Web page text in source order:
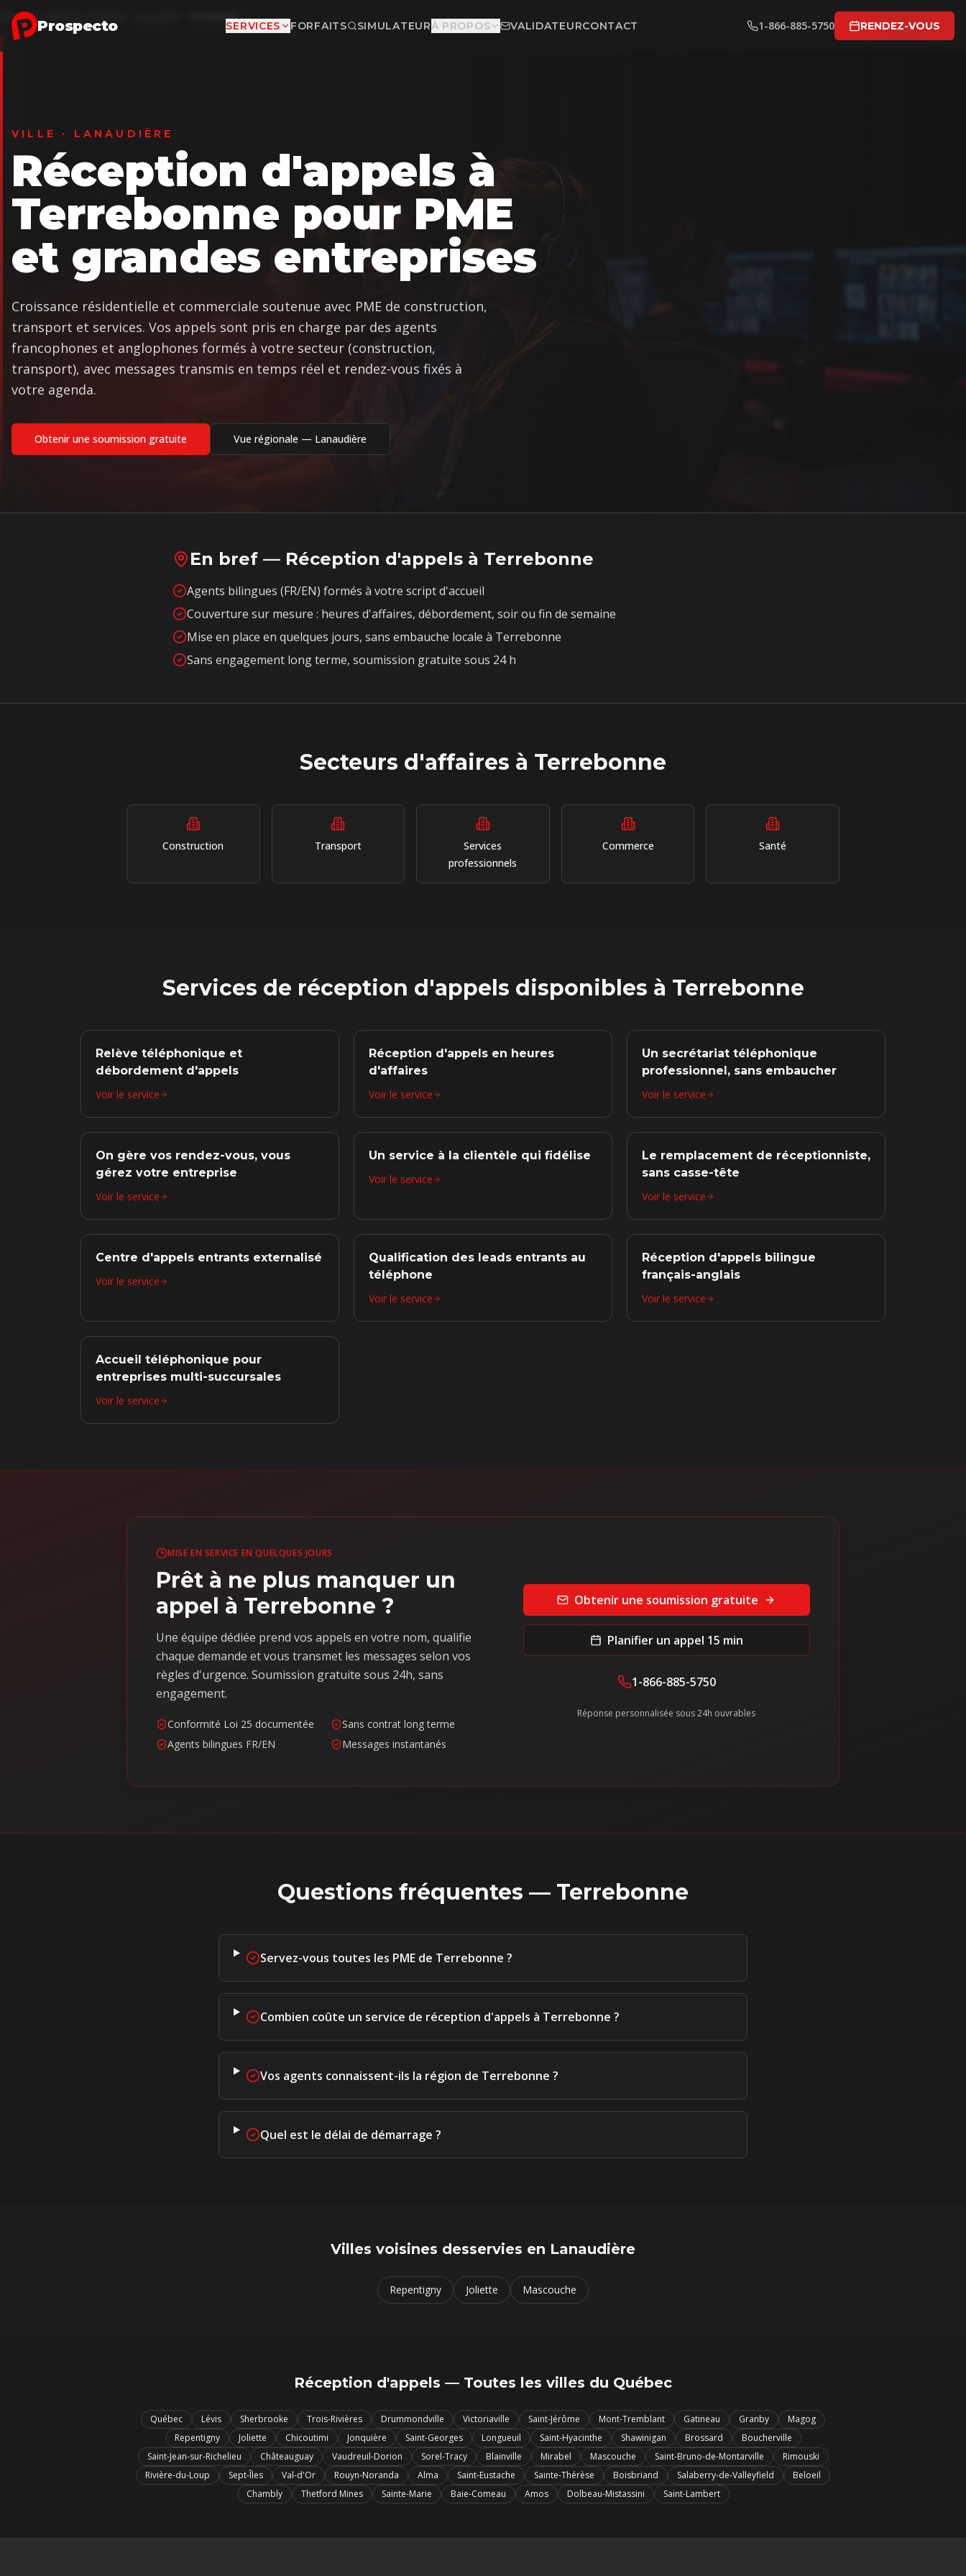
Aller au contenu principal
Prospecto SERVICES FORFAITS SIMULATEURÀ PROPOS VALIDATEURCONTACT 1-866-885-5750 RENDEZ-VOUS
Accueil Terrebonne
VILLE · LANAUDIÈRE
Réception d'appels à
Terrebonne pour PME
et grandes entreprises
Croissance résidentielle et commerciale soutenue avec PME de construction,
transport et services. Vos appels sont pris en charge par des agents
francophones et anglophones formés à votre secteur (construction,
transport), avec messages transmis en temps réel et rendez-vous fixés à
votre agenda.
Obtenir une soumission gratuite Vue régionale — Lanaudière
En bref — Réception d'appels à Terrebonne
Agents bilingues (FR/EN) formés à votre script d'accueil
Couverture sur mesure : heures d'affaires, débordement, soir ou fin de semaine
Mise en place en quelques jours, sans embauche locale à Terrebonne
Sans engagement long terme, soumission gratuite sous 24 h
Secteurs d'affaires à Terrebonne
Construction Transport
Services
professionnels
Commerce Santé
Services de réception d'appels disponibles à Terrebonne
Relève téléphonique et
débordement d'appels
Voir le service
Réception d'appels en heures
d'affaires
Voir le service
Un secrétariat téléphonique
professionnel, sans embaucher
Voir le service
On gère vos rendez-vous, vous
gérez votre entreprise
Voir le service
Un service à la clientèle qui fidélise
Voir le service
Le remplacement de réceptionniste,
sans casse-tête
Voir le service
Centre d'appels entrants externalisé
Voir le service
Qualification des leads entrants au
téléphone
Voir le service
Réception d'appels bilingue
français-anglais
Voir le service
Accueil téléphonique pour
entreprises multi-succursales
Voir le service
MISE EN SERVICE EN QUELQUES JOURS
Prêt à ne plus manquer un
appel à Terrebonne ?
Une équipe dédiée prend vos appels en votre nom, qualifie
chaque demande et vous transmet les messages selon vos
règles d'urgence. Soumission gratuite sous 24h, sans
engagement.
Conformité Loi 25 documentée
Sans contrat long terme
Agents bilingues FR/EN
Messages instantanés
Obtenir une soumission gratuite
Planifier un appel 15 min
1-866-885-5750
Réponse personnalisée sous 24h ouvrables
Questions fréquentes — Terrebonne
Servez-vous toutes les PME de Terrebonne ?
Combien coûte un service de réception d'appels à Terrebonne ?
Vos agents connaissent-ils la région de Terrebonne ?
Quel est le délai de démarrage ?
Villes voisines desservies en Lanaudière
Repentigny Joliette Mascouche
Réception d'appels — Toutes les villes du Québec
Québec Lévis Sherbrooke Trois-Rivières Drummondville Victoriaville Saint-Jérôme Mont-Tremblant Gatineau Granby
Magog
Repentigny
Joliette Chicoutimi Jonquière Saint-Georges Longueuil Saint-Hyacinthe Shawinigan Brossard
Boucherville
Saint-Jean-sur-Richelieu
Châteauguay Vaudreuil-Dorion Sorel-Tracy Blainville Mirabel Mascouche Saint-Bruno-de-Montarville
Rimouski
Rivière-du-Loup
Sept-Îles Val-d'Or Rouyn-Noranda Alma Saint-Eustache Sainte-Thérèse Boisbriand Salaberry-de-Valleyfield
Beloeil
Chambly
Thetford Mines Sainte-Marie Baie-Comeau Amos Dolbeau-Mistassini Saint-Lambert